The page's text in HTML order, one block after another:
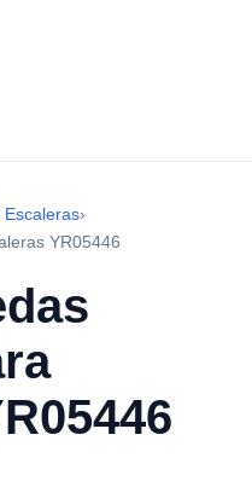
Escaleras›
YR05446